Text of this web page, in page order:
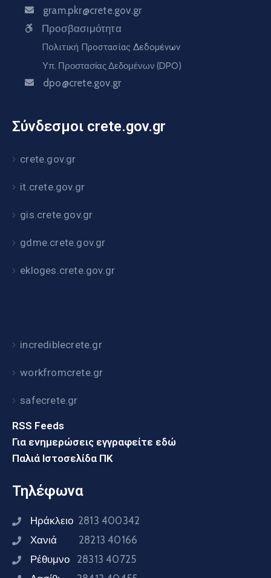
gram.pkr@crete.gov.gr
Προσβασιμότητα
Πολιτική Προστασίας Δεδομένων
Υπ. Προστασίας Δεδομένων (DPO)
dpo@crete.gov.gr
Σύνδεσμοι crete.gov.gr
crete.gov.gr
it.crete.gov.gr
gis.crete.gov.gr
gdme.crete.gov.gr
ekloges.crete.gov.gr
incrediblecrete.gr
workfromcrete.gr
safecrete.gr
RSS Feeds
Για ενημερώσεις εγγραφείτε εδώ
Παλιά Ιστοσελίδα ΠΚ
Τηλέφωνα
Ηράκλειο 2813 400342
Χανιά 28213 40166
Ρέθυμνο 28313 40725